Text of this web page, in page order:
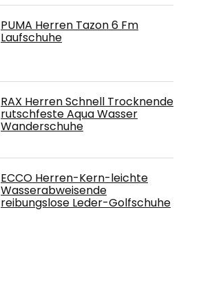
PUMA Herren Tazon 6 Fm
Laufschuhe
RAX Herren Schnell Trocknende
rutschfeste Aqua Wasser
Wanderschuhe
ECCO Herren-Kern-leichte
Wasserabweisende
reibungslose Leder-Golfschuhe